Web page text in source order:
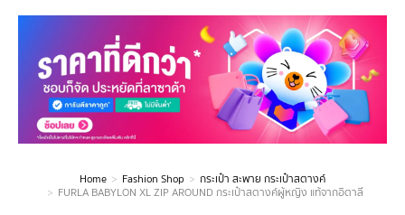
You are here:
Home Fashion Shop
กระเป๋า สะพาย กระเป๋าสตางค์
FURLA BABYLON XL ZIP AROUND กระเป๋าสตางค์ผู้หญิง แท้จากอิตาลี